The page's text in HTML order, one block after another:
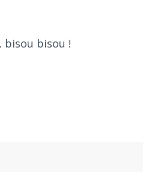
bisou !